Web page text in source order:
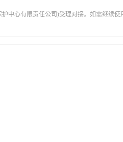
中心有限责任公司)受理对接。如需继续